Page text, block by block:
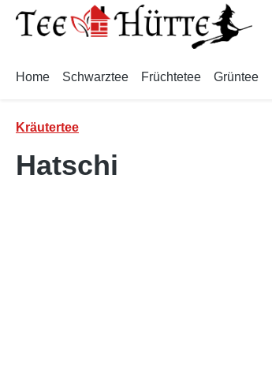
Hauptinhalt springen
Zur Suche springen
Zur Hauptnavigation springen
Home Schwarztee Früchtetee Grüntee
Kräutertee
Hatschi